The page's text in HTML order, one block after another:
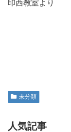
印西教室より
未分類
人気記事